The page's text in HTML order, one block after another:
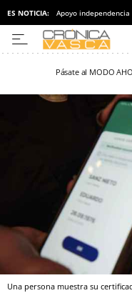
ES NOTICIA: Apoyo independencia
Pásate al MODO
Una persona muestra su